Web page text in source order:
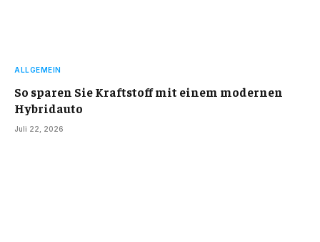
ALLGEMEIN
So sparen Sie Kraftstoff mit einem modernen
Hybridauto
Juli 22, 2026